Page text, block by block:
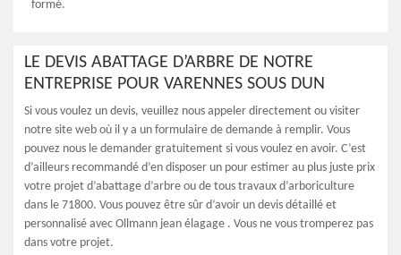
formé.
LE DEVIS ABATTAGE D’ARBRE DE NOTRE
ENTREPRISE POUR VARENNES SOUS DUN
Si vous voulez un devis, veuillez nous appeler directement ou visiter
notre site web où il y a un formulaire de demande à remplir. Vous
pouvez nous le demander gratuitement si vous voulez en avoir. C’est
d’ailleurs recommandé d’en disposer un pour estimer au plus juste prix
votre projet d’abattage d’arbre ou de tous travaux d’arboriculture
dans le 71800. Vous pouvez être sûr d’avoir un devis détaillé et
personnalisé avec Ollmann jean élagage . Vous ne vous tromperez pas
dans votre projet.